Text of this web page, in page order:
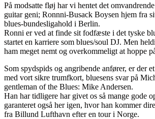
På modsatte fløj har vi hentet det
guitar geni; Ronnni-Busack Boysen hjem fra
blues-bundesligahold i Berlin.
Ronni er ved at finde sit fodfæste i det tyske
startet en karriere som blues/soul DJ. Men
ham meget nemt og overkommeligt at hoppe
Som spydspids og angribende anfører, er der
med vort sikre trumfkort, bluesens svar på
gentleman of the Blues: Mike Andersen.
Han har tidligere har givet os så mange gode
garanteret også her igen, hvor han kommer
fra Billund Lufthavn efter en tour i Norge.